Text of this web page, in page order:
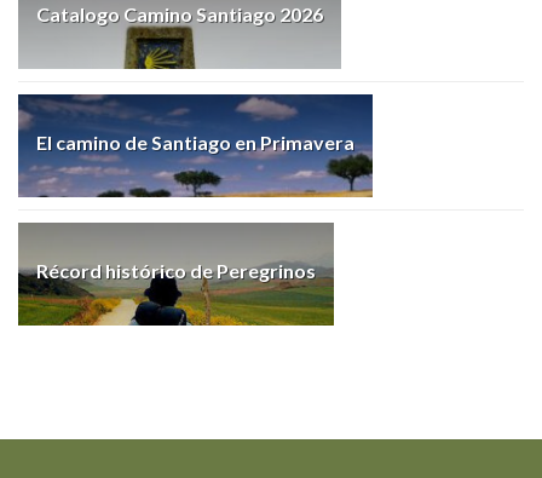
Catalogo Camino Santiago 2026
El camino de Santiago en Primavera
Récord histórico de Peregrinos